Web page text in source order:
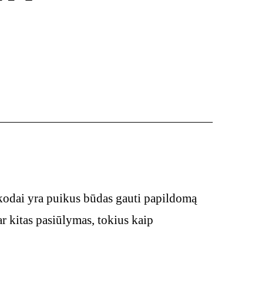
yra puikus būdas gauti papildomą
kitas pasiūlymas, tokius kaip